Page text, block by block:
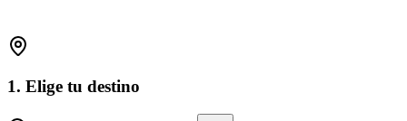
1. Elige tu destino